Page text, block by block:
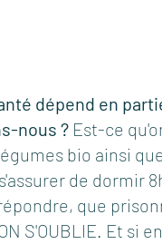
dépend en
nous ? Est-ce
bio ainsi
de dormir
que
S'OUBLIE. Et si